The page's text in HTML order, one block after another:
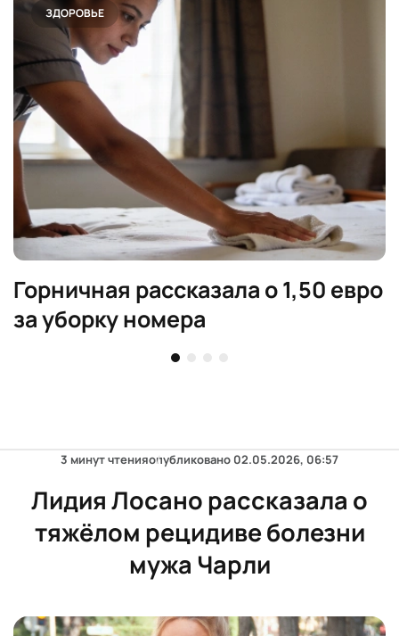
ЗДОРОВЬЕ
Горничная рассказала о 1,50 евро
за уборку номера
3 минут чтенияопубликовано 02.05.2026, 06:57
Лидия Лосано рассказала о
тяжёлом рецидиве болезни
мужа Чарли